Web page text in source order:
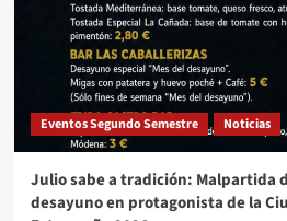
Eventos Segundo Semestre Noticias
Julio sabe a tradición: Malpartida
desayuno en protagonista de la